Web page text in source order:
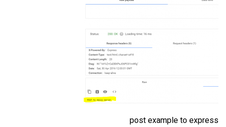
post example to express